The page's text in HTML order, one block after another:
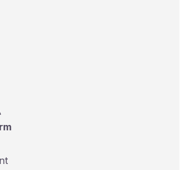
なインシデント対応を実現する